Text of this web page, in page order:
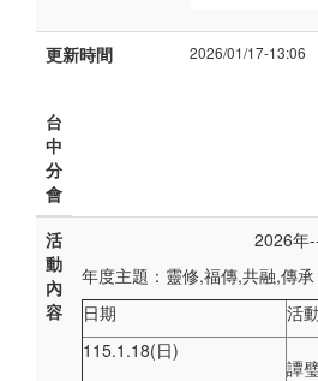
更新時間 2026/01/17-13:06
台
中
分
會
活
動
內
容
2026年
年度主題：靈修,福傳,共融,傳承
日期
活
115.1.18(日)
譚